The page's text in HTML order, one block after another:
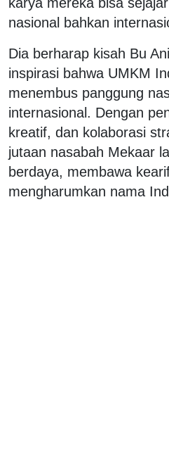
nasional bahkan
Dia berharap kisah Bu
inspirasi bahwa UMKM
menembus panggung
internasional. Dengan
kreatif, dan kolaborasi
jutaan nasabah Mekaar
berdaya, membawa
mengharumkan nama